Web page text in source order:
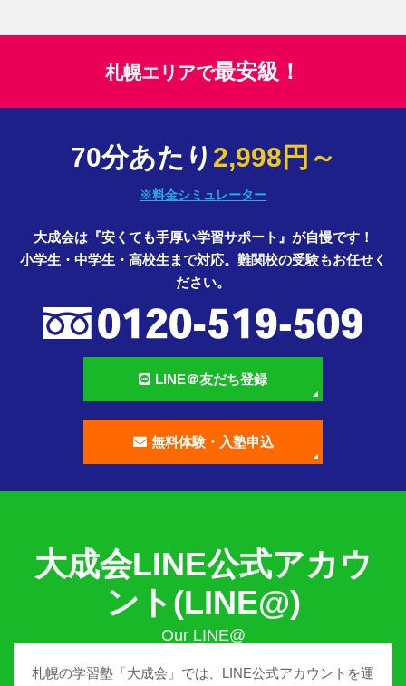
札幌エリアで最安級！
70分あたり 2,998円～
※料金シミュレーター
大成会は『安くても手厚い学習サポート』が自慢です！
小学生・中学生・高校生まで対応。難関校の受験もお任せく
ださい。
LINE＠友だち登録
無料体験・入塾申込
大成会LINE公式アカウ
ント(LINE@)
札幌の学習塾「大成会」では、LINE公式アカウントを運